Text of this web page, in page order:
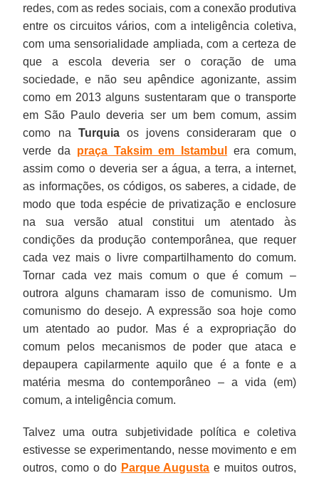
redes, com as redes sociais, com a conexão produtiva
entre os circuitos vários, com a inteligência coletiva,
com uma sensorialidade ampliada, com a certeza de
que a escola deveria ser o coração de uma
sociedade, e não seu apêndice agonizante, assim
como em 2013 alguns sustentaram que o transporte
em São Paulo deveria ser um bem comum, assim
como na Turquiaos jovens consideraram que o
verde da praça Taksim em Istambul
era comum,
assim como o deveria ser a água, a terra, a internet,
as informações, os códigos, os saberes, a cidade, de
modo que toda espécie de privatização e enclosure
na sua versão atual constitui um atentado às
condições da produção contemporânea, que requer
cada vez mais o livre compartilhamento do comum.
Tornar cada vez mais comum o que é comum –
outrora alguns chamaram isso de comunismo. Um
comunismo do desejo. A expressão soa hoje como
um atentado ao pudor. Mas é a expropriação do
comum pelos mecanismos de poder que ataca e
depaupera capilarmente aquilo que é a fonte e a
matéria mesma do contemporâneo – a vida (em)
comum, a inteligência comum.
Talvez uma outra subjetividade política e coletiva
estivesse se experimentando, nesse movimento e em
outros, como o do Parque Augusta e muitos outros,